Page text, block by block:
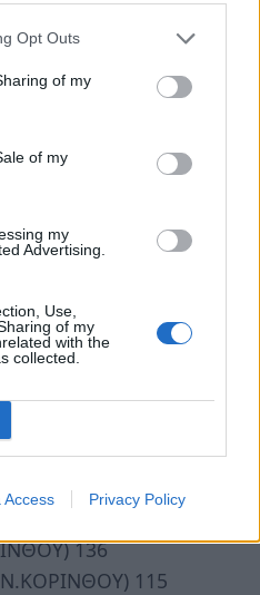
Opt Outs
of my
of my
my
Advertising.
Use,
of my
with the
collected.
Access Privacy Policy
Διοίκηση της ΕΝΕ
76% Έγκυρα: 416
8
348 85,51 7
Νοσηλευτών 59 14,49 1
σταυρών προτίμησης
Ελλάδας:
235
152
136
115